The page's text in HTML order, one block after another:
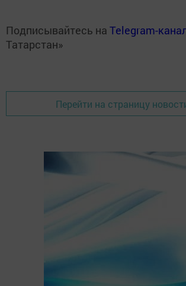
Подписывайтесь на Telegram-
Татарстан»
Перейти на страницу